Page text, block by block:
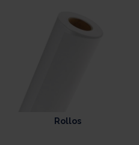
Rollos